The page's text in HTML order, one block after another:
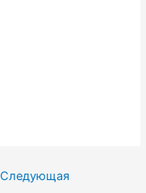
Следующая